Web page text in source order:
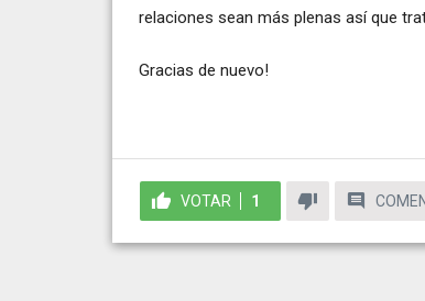
relaciones sean más plenas así que
Gracias de nuevo!
VOTAR 1